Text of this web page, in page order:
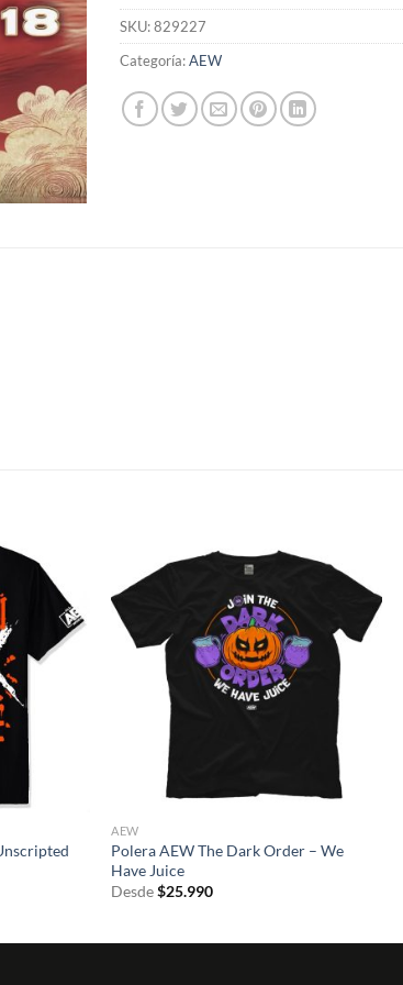
SKU:829227
Categoría:AEW
AEW
Polera AEW The Dark Order – We
Have Juice
Desde$25.990